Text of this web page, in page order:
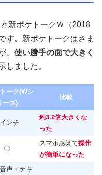
新ポケトークＷ（2018
す。新ポケトークはさま
、 使い勝手の面で大きく
しました。
ーク(Wシ
ーズ)
比較
ンチ
約3.2倍大きくな
った
〇
スマホ感覚で操作
が簡単になった
声・テキ